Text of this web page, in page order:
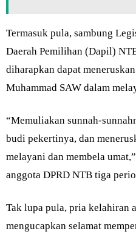
Termasuk pula, sambung
Daerah Pemilihan (Dapil)
diharapkan dapat
Muhammad SAW dalam
“Memuliakan sunnah-
budi pekertinya, dan
melayani dan membela
anggota DPRD NTB tiga
Tak lupa pula, pria kelahiran
mengucapkan selamat